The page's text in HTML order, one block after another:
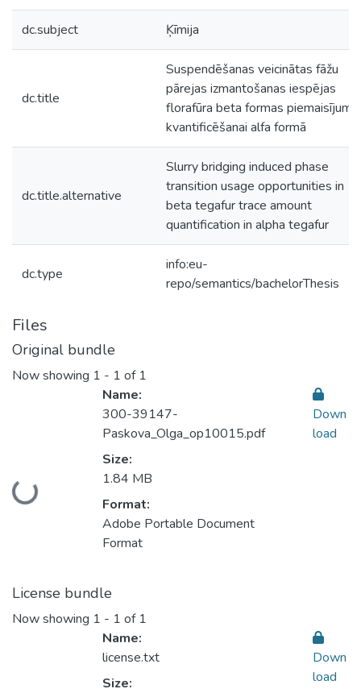
dc.subject Ķīmija
dc.title
Suspendēšanas veicinātas fāžu
pārejas izmantošanas iespējas
florafūra beta formas piemaisījumu
kvantificēšanai alfa formā
dc.title.alternative
Slurry bridging induced phase
transition usage opportunities in
beta tegafur trace amount
quantification in alpha tegafur
dc.type
info:eu-
repo/semantics/bachelorThesis
Files
Original bundle
Now showing 1 - 1 of 1
Loading...
Name:
300-39147-
Paskova_Olga_op10015.pdf
Size:
1.84 MB
Format:
Adobe Portable Document
Format
Down
load
License bundle
Now showing 1 - 1 of 1
Name:
license.txt
Size:
Down
load